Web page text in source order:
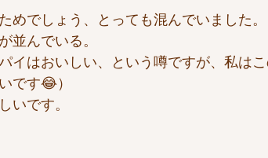
めでしょう、とっても混んでいました。
並んでいる。
イはおいしい、という噂ですが、私は
です😂）
いです。